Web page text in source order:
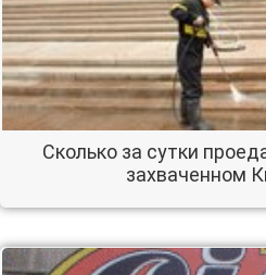
Сколько за сутки
захваченном